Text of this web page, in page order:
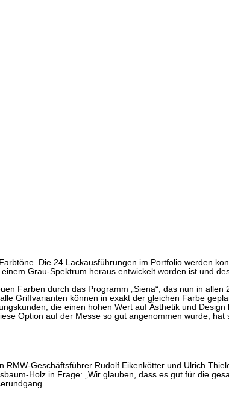
Die 24 Lackausführungen im Portfolio werden
Grau-Spektrum heraus entwickelt worden ist und
Farben durch das Programm „Siena“, das nun in
Griffvarianten können in exakt der gleichen Farbe
die einen hohen Wert auf Ästhetik und
Option auf der Messe so gut angenommen wurde,
RMW-Geschäftsführer Rudolf Eikenkötter und Ulrich
Holz in Frage: „Wir glauben, dass es gut für die